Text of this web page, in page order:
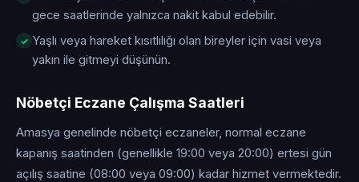
gece saatlerinde yalnızca nakit kabul edebilir.
Yaşlı veya hareket kısıtlılığı olan bireyler için vasi veya
yakın ile gitmeyi düşünün.
Nöbetçi Eczane Çalışma Saatleri
Amasya genelinde nöbetçi eczaneler, normal eczane
kapanış saatinden (genellikle 19:00 veya 20:00) ertesi gün
açılış saatine (08:00 veya 09:00) kadar hizmet vermektedir.